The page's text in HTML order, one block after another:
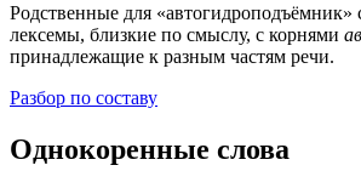
Родственные для «автогидроподъёмник»
лексемы, близкие по смыслу, c корнями
принадлежащие к разным частям речи.
Разбор по составу
Однокоренные слова